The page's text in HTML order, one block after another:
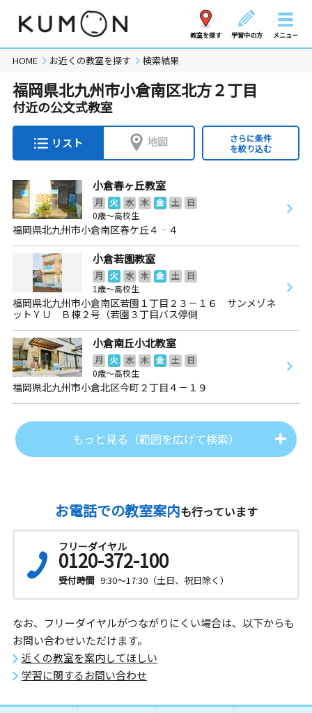
教室を探す 学習中の方 メニュー
HOME お近くの教室を探す 検索結果
福岡県北九州市小倉南区北方２丁目
付近の公文式教室
リスト 地図
さらに条件
を絞り込む
小倉春ヶ丘教室
月 火 水 木 金 土
日
0歳～高校生
福岡県北九州市小倉南区春ケ丘４‐４
小倉若園教室
月 火 水 木 金 土
日
1歳～高校生
福岡県北九州市小倉南区若園１丁目２３－１６ サンメゾネ
ットＹＵ Ｂ棟２号（若園３丁目バス停側
小倉南丘小北教室
月 火 水 木 金 土
日
0歳～高校生
福岡県北九州市小倉北区今町２丁目４－１９
もっと見る（範囲を広げて検索）
お電話での教室案内も行っています
フリーダイヤル
0120-372-100
受付時間 9:30～17:30（土日、祝日除く）
なお、フリーダイヤルがつながりにくい場合は、以下からも
お問い合わせいただけます。
近くの教室を案内してほしい
学習に関するお問い合わせ